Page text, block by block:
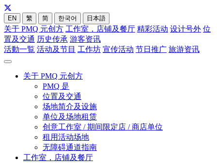
EN 繁 简 한국어 日本語
关于 PMQ 元创方 工作室，店铺及餐厅 精彩活动 设计号外 位
置及交通 历史传承 游客资讯
活動一覧 活动及节目 工作坊 宣传活动 节日推广 旅游资讯
关于 PMQ 元创方
PMQ 是
位置及交通
场地简介及设施
单位及场地租赁
创意工作室 / 期间限定店 / 商店单位
租用活动场地
无障碍通道指南
工作室，店铺及餐厅